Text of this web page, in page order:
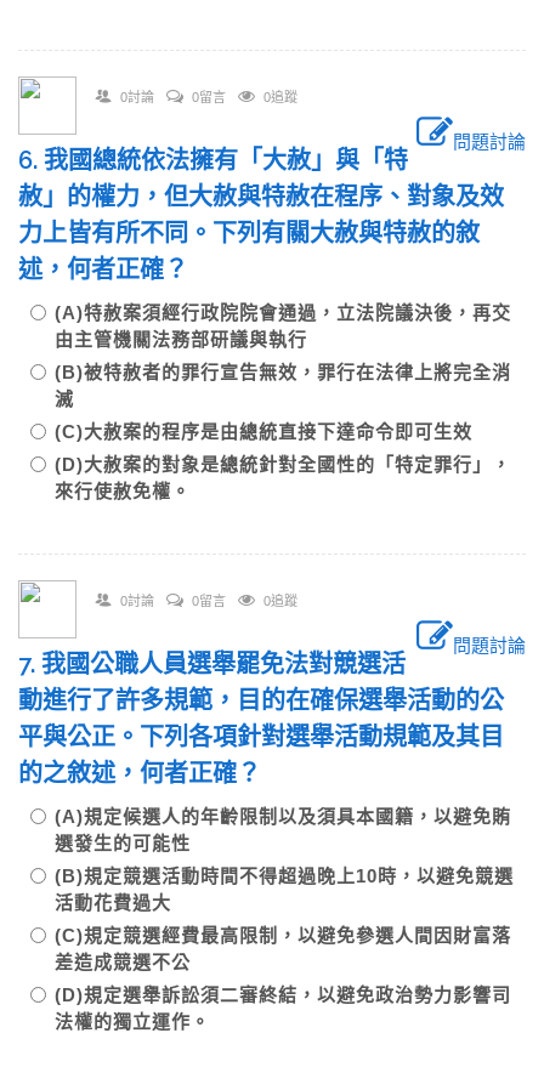
0討論 0留言 0追蹤
問題討論
6. 我國總統依法擁有「大赦」與「特
赦」的權力，但大赦與特赦在程序、對象及效
力上皆有所不同。下列有關大赦與特赦的敘
述，何者正確？
(A)特赦案須經行政院院會通過，立法院議決後，再交
由主管機關法務部研議與執行
(B)被特赦者的罪行宣告無效，罪行在法律上將完全消
滅
(C)大赦案的程序是由總統直接下達命令即可生效
(D)大赦案的對象是總統針對全國性的「特定罪行」，
來行使赦免權。
0討論 0留言 0追蹤
問題討論
7. 我國公職人員選舉罷免法對競選活
動進行了許多規範，目的在確保選舉活動的公
平與公正。下列各項針對選舉活動規範及其目
的之敘述，何者正確？
(A)規定候選人的年齡限制以及須具本國籍，以避免賄
選發生的可能性
(B)規定競選活動時間不得超過晚上10時，以避免競選
活動花費過大
(C)規定競選經費最高限制，以避免參選人間因財富落
差造成競選不公
(D)規定選舉訴訟須二審終結，以避免政治勢力影響司
法權的獨立運作。